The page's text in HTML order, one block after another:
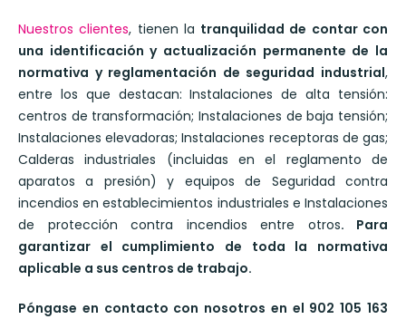
Nuestros clientes, tienen la tranquilidad de contar con
una identificación y actualización permanente de la
normativa y reglamentación de seguridad industrial,
entre los que destacan: Instalaciones de alta tensión:
centros de transformación; Instalaciones de baja tensión;
Instalaciones elevadoras; Instalaciones receptoras de gas;
Calderas industriales (incluidas en el reglamento de
aparatos a presión) y equipos de Seguridad contra
incendios en establecimientos industriales e Instalaciones
de protección contra incendios entre otros. Para
garantizar el cumplimiento de toda la normativa
aplicable a sus centros de trabajo.
Póngase en contacto con nosotros en el 902 105 163